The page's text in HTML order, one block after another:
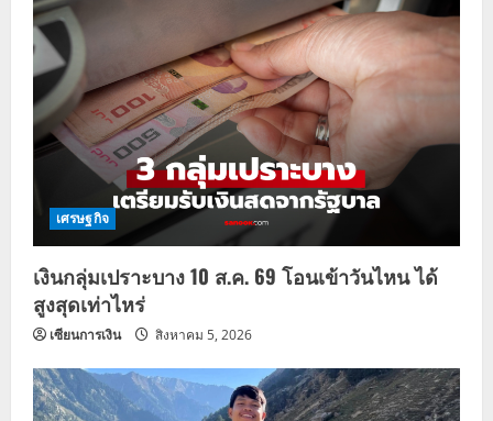
เศรษฐกิจ
เงินกลุ่มเปราะบาง 10 ส.ค. 69 โอนเข้าวันไหน ได้
สูงสุดเท่าไหร่
เซียนการเงิน สิงหาคม 5, 2026